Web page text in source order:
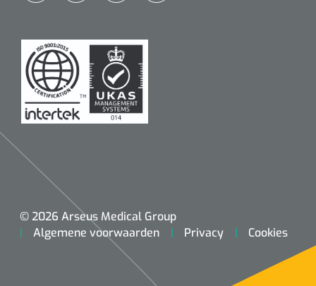
© 2026 Arseus Medical Group
Algemene voorwaarden
Privacy Cookies